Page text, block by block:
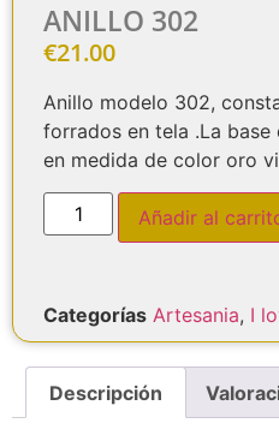
ANILLO 302
€21.00
Anillo modelo 302,
forrados en tela .La
en medida de color oro
Añadir al
Categorías Artesania, I
Descripción